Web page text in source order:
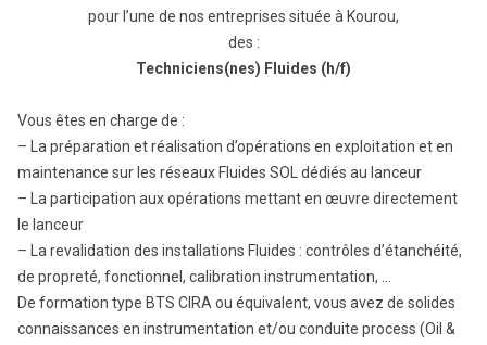
pour l’une de nos entreprises située à Kourou,
des :
Techniciens(nes) Fluides (h/f)
Vous êtes en charge de :
– La préparation et réalisation d’opérations en exploitation et en
maintenance sur les réseaux Fluides SOL dédiés au lanceur
– La participation aux opérations mettant en œuvre directement
le lanceur
– La revalidation des installations Fluides : contrôles d’étanchéité,
de propreté, fonctionnel, calibration instrumentation, …
De formation type BTS CIRA ou équivalent, vous avez de solides
connaissances en instrumentation et/ou conduite process (Oil &